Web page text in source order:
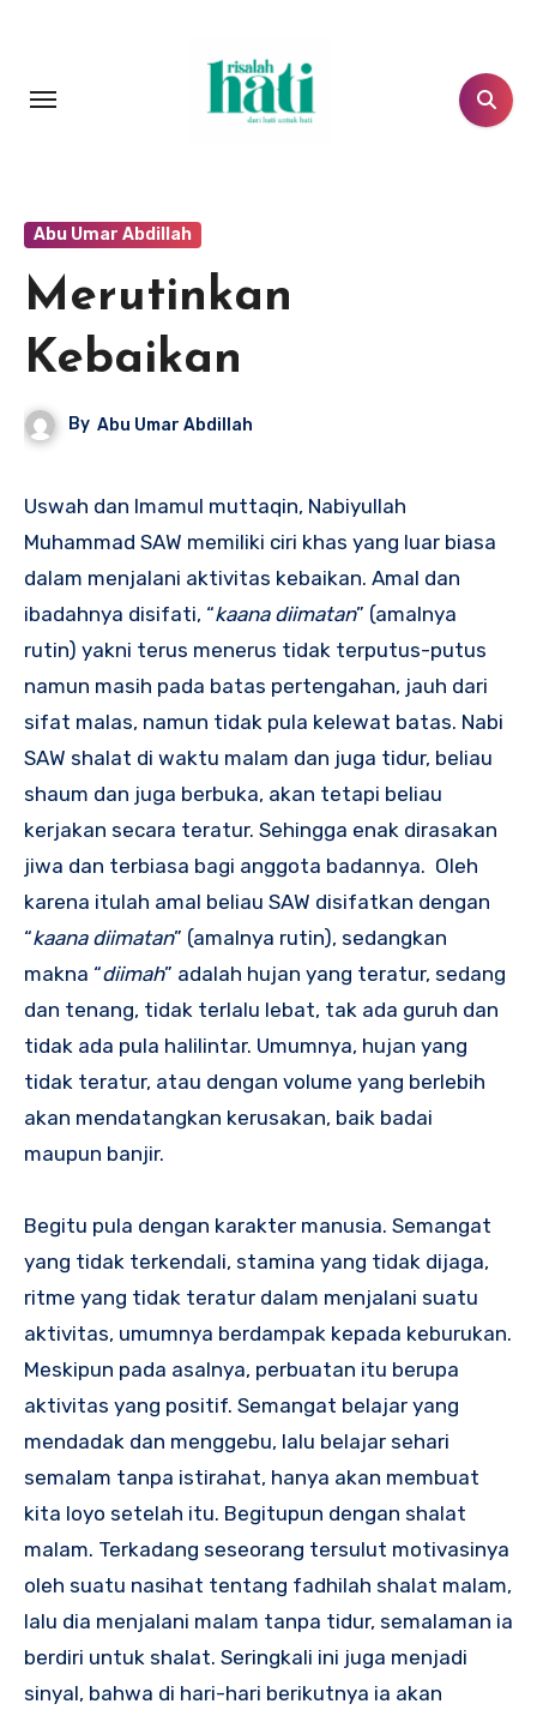
Abu Umar Abdillah
Merutinkan
Kebaikan
By Abu Umar Abdillah
Uswah dan Imamul muttaqin, Nabiyullah
Muhammad SAW memiliki ciri khas yang luar biasa
dalam menjalani aktivitas kebaikan. Amal dan
ibadahnya disifati, “kaana diimatan” (amalnya
rutin) yakni terus menerus tidak terputus-putus
namun masih pada batas pertengahan, jauh dari
sifat malas, namun tidak pula kelewat batas. Nabi
SAW shalat di waktu malam dan juga tidur, beliau
shaum dan juga berbuka, akan tetapi beliau
kerjakan secara teratur. Sehingga enak dirasakan
jiwa dan terbiasa bagi anggota badannya. Oleh
karena itulah amal beliau SAW disifatkan dengan
“kaana diimatan” (amalnya rutin), sedangkan
makna “diimah” adalah hujan yang teratur, sedang
dan tenang, tidak terlalu lebat, tak ada guruh dan
tidak ada pula halilintar. Umumnya, hujan yang
tidak teratur, atau dengan volume yang berlebih
akan mendatangkan kerusakan, baik badai
maupun banjir.
Begitu pula dengan karakter manusia. Semangat
yang tidak terkendali, stamina yang tidak dijaga,
ritme yang tidak teratur dalam menjalani suatu
aktivitas, umumnya berdampak kepada keburukan.
Meskipun pada asalnya, perbuatan itu berupa
aktivitas yang positif. Semangat belajar yang
mendadak dan menggebu, lalu belajar sehari
semalam tanpa istirahat, hanya akan membuat
kita loyo setelah itu. Begitupun dengan shalat
malam. Terkadang seseorang tersulut motivasinya
oleh suatu nasihat tentang fadhilah shalat malam,
lalu dia menjalani malam tanpa tidur, semalaman ia
berdiri untuk shalat. Seringkali ini juga menjadi
sinyal, bahwa di hari-hari berikutnya ia akan